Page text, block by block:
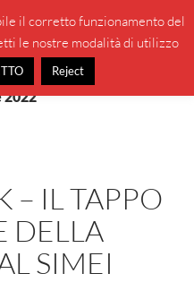
MENU
– IL TAPPO
DELLA
SIMEI
il corretto funzionamento del
le nostre modalità di utilizzo
Reject